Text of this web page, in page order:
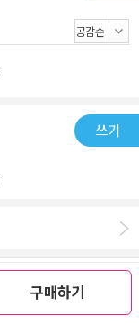
구매하기
쓰기